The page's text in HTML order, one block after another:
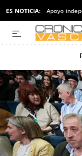
ES NOTICIA: Apoyo